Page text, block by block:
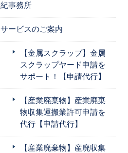
紀事務所
サービスのご案内
【金属スクラップ】金属
スクラップヤード申請を
サポート！【申請代行】
【産業廃棄物】産業廃棄
物収集運搬業許可申請を
代行【申請代行】
【産業廃棄物】産廃収集